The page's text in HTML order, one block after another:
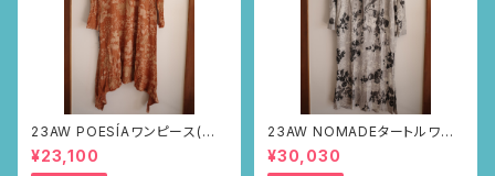
23AW POESÍAワンピース(ブラ
ウン・サボテンの山道柄)
¥23,100
23AW NOMADEタートルワン
ピース(メランジグレー・サボテ
ンの山道柄)
¥30,030